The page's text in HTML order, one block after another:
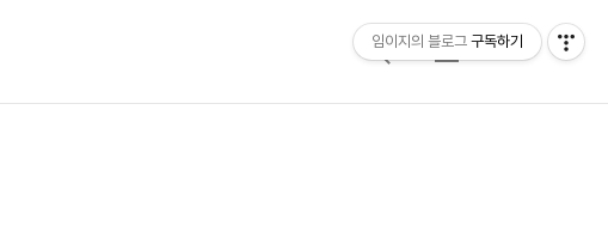
검
메
임이지의 블로그 구독하기